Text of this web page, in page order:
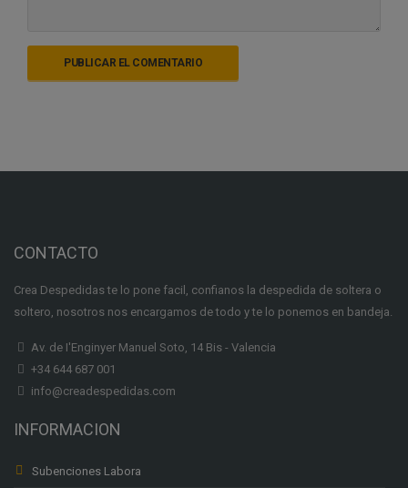
CONTACTO
Crea Despedidas te lo pone facil, confianos la despedida de soltera o
soltero, nosotros nos encargamos de todo y te lo ponemos en bandeja.
Av. de I'Enginyer Manuel Soto, 14 Bis - Valencia
+34 644 687 001
info@creadespedidas.com
INFORMACION
Subenciones Labora